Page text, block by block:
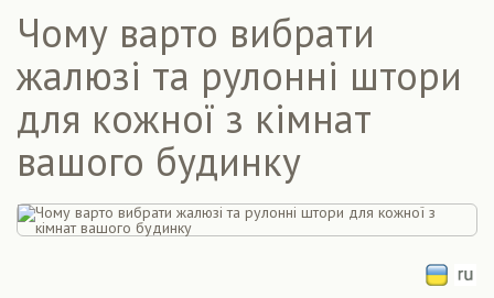
Чому варто вибрати
жалюзі та рулонні штори
для кожної з кімнат
вашого будинку